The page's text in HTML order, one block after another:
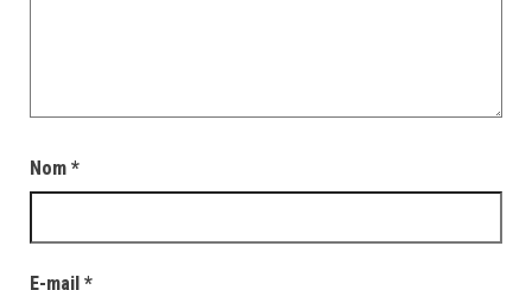
Nom *
E-mail *